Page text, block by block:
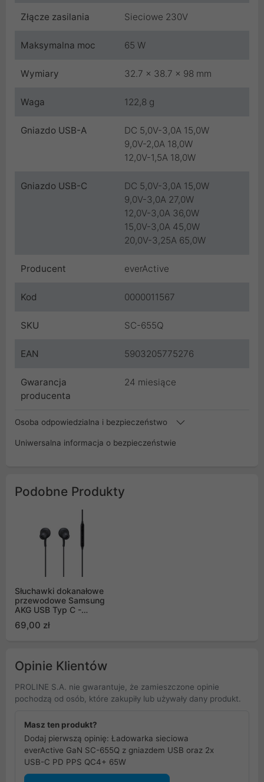
Złącze zasilania Sieciowe 230V
Maksymalna moc 65 W
Wymiary 32.7 x 38.7 x 98 mm
Waga 122,8 g
Gniazdo USB-A
DC 5,0V-3,0A 15,0W
9,0V-2,0A 18,0W
12,0V-1,5A 18,0W
Gniazdo USB-C
DC 5,0V-3,0A 15,0W
9,0V-3,0A 27,0W
12,0V-3,0A 36,0W
15,0V-3,0A 45,0W
20,0V-3,25A 65,0W
Producent everActive
Kod 0000011567
SKU SC-655Q
EAN 5903205775276
Gwarancja
producenta
24 miesiące
Osoba odpowiedzialna i bezpieczeństwo
Uniwersalna informacja o bezpieczeństwie
Podobne Produkty
Słuchawki dokanałowe
przewodowe Samsung
AKG USB Typ C -
69,00 zł
Opinie Klientów
PROLINE S.A. nie gwarantuje, że zamieszczone opinie
pochodzą od osób, które zakupiły lub używały dany produkt.
Masz ten produkt?
Dodaj pierwszą opinię: Ładowarka sieciowa
everActive GaN SC-655Q z gniazdem USB oraz 2x
USB-C PD PPS QC4+ 65W